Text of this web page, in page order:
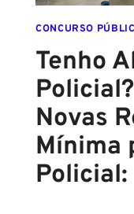
CONCURSO
Tenho
Novas
Mínima
Policial: